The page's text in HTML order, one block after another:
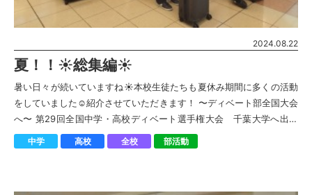
2024.08.22
夏！！☀︎総集編☀︎
暑い日々が続いていますね☀︎本校生徒たちも夏休み期間に多くの活動
をしていました☺︎紹介させていただきます！ 〜ディベート部全国大会
へ〜 第29回全国中学・高校ディベート選手権大会 千葉大学へ出発
しました。 それぞれの場所 […]
中学 高校 全校 部活動